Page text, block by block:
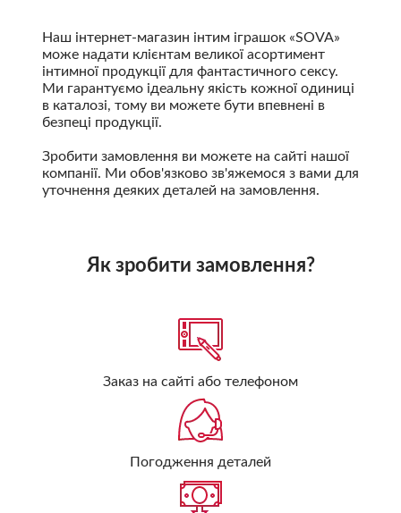
Наш інтернет-магазин інтим іграшок «SOVA»
може надати клієнтам великої асортимент
інтимної продукції для фантастичного сексу.
Ми гарантуємо ідеальну якість кожної одиниці
в каталозі, тому ви можете бути впевнені в
безпеці продукції.
Зробити замовлення ви можете на сайті нашої
компанії. Ми обов'язково зв'яжемося з вами для
уточнення деяких деталей на замовлення.
Як зробити замовлення?
Заказ на сайті або телефоном
Погодження деталей